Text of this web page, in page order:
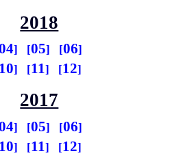
2018
05
06
10 11 12
2017
05
06
10 11 12